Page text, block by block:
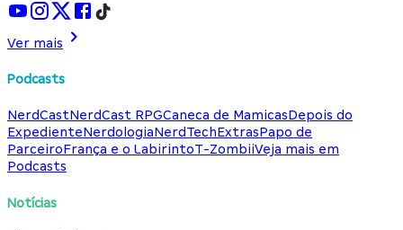
Ver mais
Podcasts
NerdCastNerdCast RPGCaneca de MamicasDepois do
ExpedienteNerdologiaNerdTechExtrasPapo de
ParceiroFrança e o LabirintoT-ZombiiVeja mais em
Podcasts
Notícias